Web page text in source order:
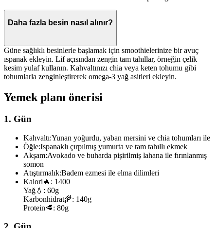
Daha fazla besin nasıl alınır?
Güne sağlıklı besinlerle başlamak için smoothielerinize bir avuç
ıspanak ekleyin. Lif açısından zengin tam tahıllar, örneğin çelik
kesim yulaf kullanın. Kahvaltınızı chia veya keten tohumu gibi
tohumlarla zenginleştirerek omega-3 yağ asitleri ekleyin.
Yemek planı önerisi
1. Gün
Kahvaltı:Yunan yoğurdu, yaban mersini ve chia tohumları ile
Öğle:Ispanaklı çırpılmış yumurta ve tam tahıllı ekmek
Akşam:Avokado ve buharda pişirilmiş lahana ile fırınlanmış
somon
Atıştırmalık:Badem ezmesi ile elma dilimleri
Kalori 🔥: 1400
Yağ 💧: 60g
Karbonhidrat🌾: 140g
Protein🥩: 80g